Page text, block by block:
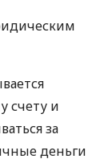
счету и
за
деньги